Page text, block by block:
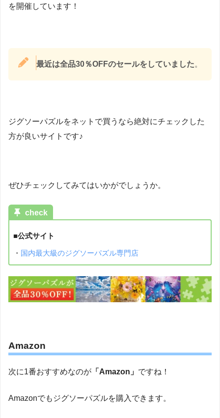
を開催しています！
最近は全品30％OFFのセールをしていました。
ジグソーパズルをネットで買うなら絶対にチェックした
方が良いサイトです♪
ぜひチェックしてみてはいかがでしょうか。
check
■公式サイト
・ 国内最大級のジグソーパズル専門店
Amazon
次に1番おすすめなのが 「Amazon」 ですね！
Amazonでもジグソーパズルを購入できます。